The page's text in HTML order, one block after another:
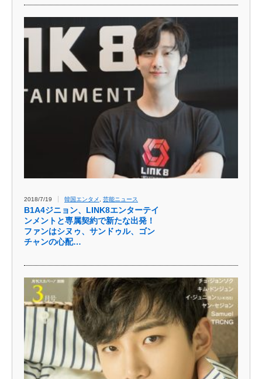
2018/7/19 韓国エンタメ 芸能ニュース
B1A4ジニョン、LINK8エンターテイ
ンメントと専属契約で新たな出発！
ファンはシヌゥ、サンドゥル、ゴン
チャンの心配…